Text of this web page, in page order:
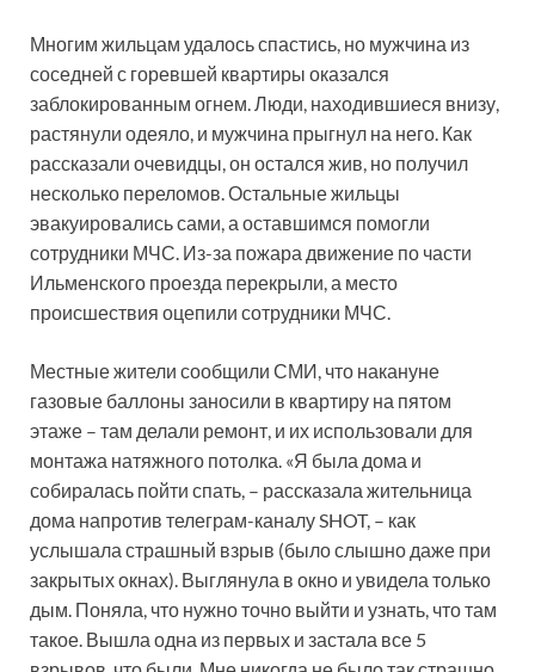
Многим жильцам удалось спастись, но мужчина из
соседней с горевшей квартиры оказался
заблокированным огнем. Люди, находившиеся внизу,
растянули одеяло, и мужчина прыгнул на него. Как
рассказали очевидцы, он остался жив, но получил
несколько переломов. Остальные жильцы
эвакуировались сами, а оставшимся помогли
сотрудники МЧС. Из-за пожара движение по части
Ильменского проезда перекрыли, а место
происшествия оцепили сотрудники МЧС.
Местные жители сообщили СМИ, что накануне
газовые баллоны заносили в квартиру на пятом
этаже – там делали ремонт, и их использовали для
монтажа натяжного потолка. «Я была дома и
собиралась пойти спать, – рассказала жительница
дома напротив телеграм-каналу SHOT, – как
услышала страшный взрыв (было слышно даже при
закрытых окнах). Выглянула в окно и увидела только
дым. Поняла, что нужно точно выйти и узнать, что там
такое. Вышла одна из первых и застала все 5